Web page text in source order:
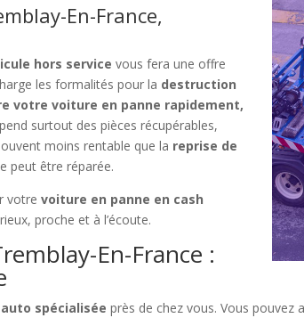
En-France,
hors service vous fera une offre
les formalités pour la destruction
votre voiture en panne rapidement,
surtout des pièces récupérables,
moins rentable que la reprise de
peut être réparée.
votrevoiture en panne en cash
proche et à l’écoute.
En-France :
spécialisée près de chez vous. Vous pouvez